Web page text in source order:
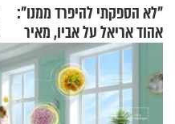
"לא הספקתי להיפרד ממנו":
אהוד אריאל על אביו, מאיר
אריאל ז"ל